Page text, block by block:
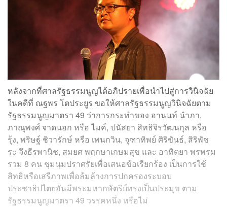
หลังจากที่ศาลรัฐธรรมนูญได้อภิปรายเพื่อนำไปสู่การวินิจฉัย
ในคดีที่ ณฐพร โตประยูร ขอให้ศาลรัฐธรรมนูญวินิจฉัยตาม
รัฐธรรมนูญมาตรา 49 ว่าการกระทำของ อานนท์ นำภา,
ภาณุพงศ์ จาดนอก หรือ ไมค์, ปนัสยา สิทธิจิรวัฒนกุล หรือ
รุ้ง, พริษฐ์ ชิวารักษ์ หรือ เพนกวิน, จุฑาทิพย์ ศิริขันธ์, สิริพัช
ระ จึงธีรพานิช, สมยศ พฤกษาเกษมสุข และ อาทิตยา พรพรม
รวม 8 คน ชุมนุมปราศรัยเพื่อเสนอข้อเรียกร้อง เป็นการใช้
สิทธิหรือเสรีภาพเพื่อล้มล้างการปกครองระบอบ
ประชาธิปไตยอันมีพระมหากษัตริย์ทรงเป็นประมุข ตาม
รัฐธรรมนูญมาตรา 49 วรรคหนึ่ง หรือไม่